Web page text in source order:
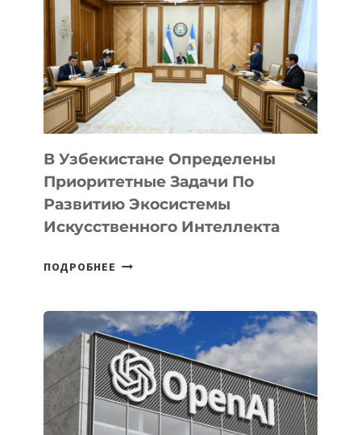
КИТАЙСКИЙ
РЫНОК
В Узбекистане Определены
Приоритетные Задачи По
Развитию Экосистемы
Искусственного Интеллекта
ПОДРОБНЕЕ
ПРИОРИТЕТНЫЕ
ЗАДАЧИ
ПО
РАЗВИТИЮ
ЭКОСИСТЕМЫ
ИСКУССТВЕННОГО